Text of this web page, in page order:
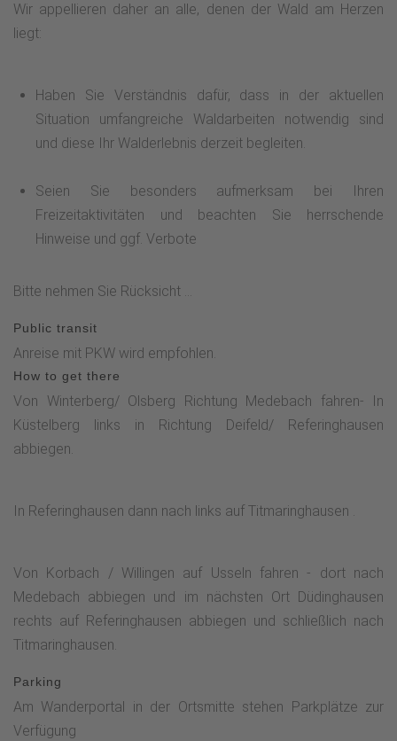
Wir appellieren daher an alle, denen der Wald am Herzen
liegt:
Haben Sie Verständnis dafür, dass in der aktuellen
Situation umfangreiche Waldarbeiten notwendig sind
und diese Ihr Walderlebnis derzeit begleiten.
Seien Sie besonders aufmerksam bei Ihren
Freizeitaktivitäten und beachten Sie herrschende
Hinweise und ggf. Verbote
Bitte nehmen Sie Rücksicht ...
Public transit
Anreise mit PKW wird empfohlen.
How to get there
Von Winterberg/ Olsberg Richtung Medebach fahren- In
Küstelberg links in Richtung Deifeld/ Referinghausen
abbiegen.
In Referinghausen dann nach links auf Titmaringhausen .
Von Korbach / Willingen auf Usseln fahren - dort nach
Medebach abbiegen und im nächsten Ort Düdinghausen
rechts auf Referinghausen abbiegen und schließlich nach
Titmaringhausen.
Parking
Am Wanderportal in der Ortsmitte stehen Parkplätze zur
Verfügung